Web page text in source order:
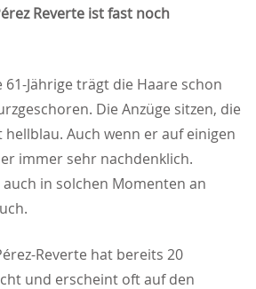
Reverte ist fast noch
Jährige trägt die Haare schon
Die Anzüge sitzen, die
Auch wenn er auf einigen
immer sehr nachdenklich.
in solchen Momenten an
Reverte hat bereits 20
und erscheint oft auf den